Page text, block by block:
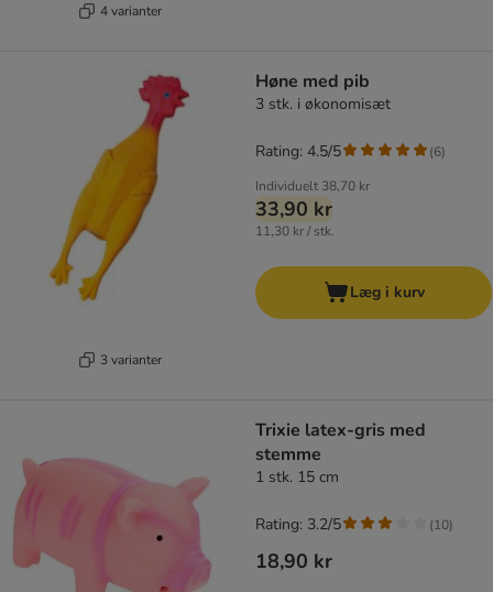
4 varianter
3 varianter
Høne med pib
3 stk. i økonomisæt
Individuelt 38,70 kr
33,90 kr
11,30 kr / stk.
Rating: 4.5/5 (6)
Læg i kurv
Trixie latex-gris med
stemme
1 stk. 15 cm
18,90 kr
Rating: 3.2/5 (10)